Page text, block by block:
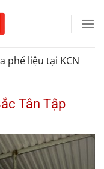
phế liệu tại KCN
Tân Tập